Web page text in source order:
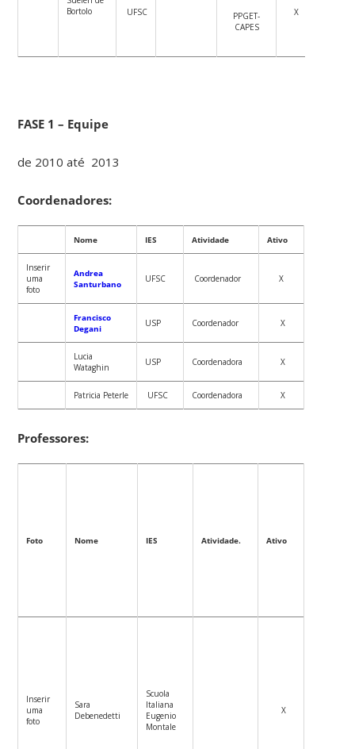
Bortolo
UFSC
PPGET-
CAPES
X
FASE 1 – Equipe
de 2010 até 2013
Coordenadores:
Nome IES Atividade Ativo
Inserir
uma
foto
Andrea
Santurbano
UFSC Coordenador X
Francisco
Degani
USP Coordenador X
Lucia
Wataghin
USP Coordenadora X
Patricia Peterle UFSC Coordenadora X
Professores:
Foto Nome IES Atividade. Ativo
Inserir
uma
foto
Sara
Debenedetti
Scuola
Italiana
Eugenio
Montale
X